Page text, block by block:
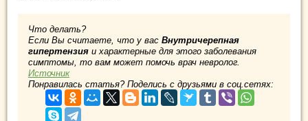
Что делать?
Если Вы считаете, что у вас Внутричерепная
гипертензия и характерные для этого заболевания
симптомы, то вам может помочь врач невролог.
Источник
Понравилась статья? Поделись с друзьями в соц.сетях: